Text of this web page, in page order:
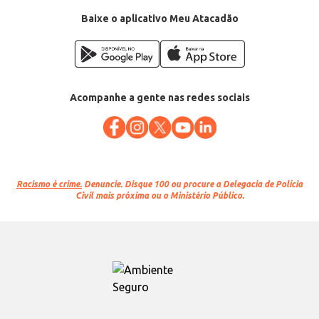
Baixe o aplicativo Meu Atacadão
Acompanhe a gente nas redes sociais
Racismo é crime. Denuncie. Disque 100 ou procure a Delegacia de Polícia
Civil mais próxima ou o Ministério Público.